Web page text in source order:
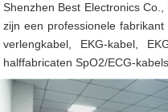
Shenzhen Best Electronics
zijn een professionele
verlengkabel, EKG-kabel,
halffabricaten SpO2/ECG-